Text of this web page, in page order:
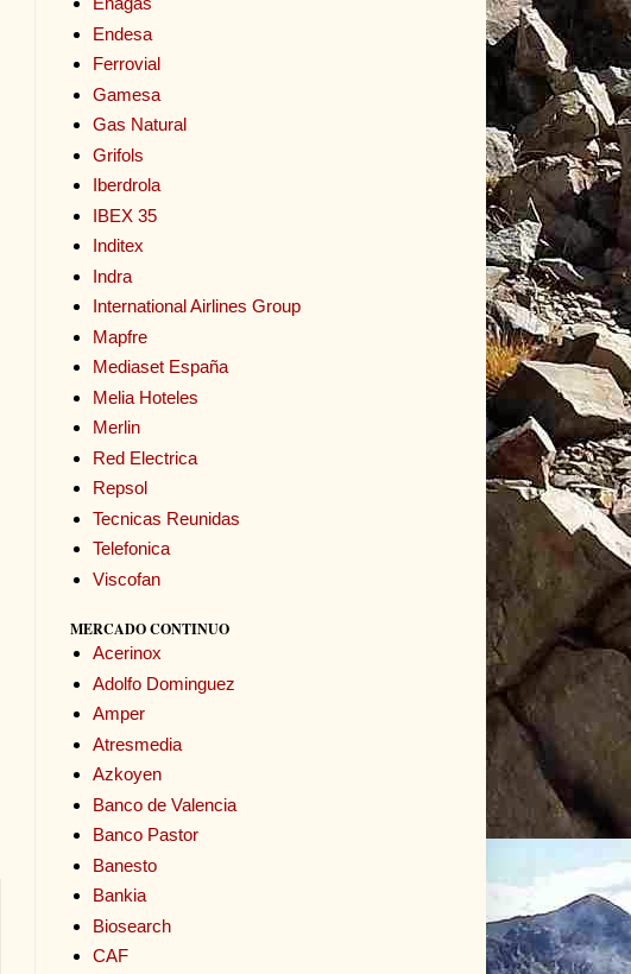
Endesa
Ferrovial
Gamesa
Gas Natural
Grifols
Iberdrola
IBEX 35
Inditex
Indra
International Airlines Group
Mapfre
Mediaset España
Melia Hoteles
Merlin
Red Electrica
Repsol
Tecnicas Reunidas
Telefonica
Viscofan
MERCADO CONTINUO
Acerinox
Adolfo Dominguez
Amper
Atresmedia
Azkoyen
Banco de Valencia
Banco Pastor
Banesto
Bankia
Biosearch
CAF